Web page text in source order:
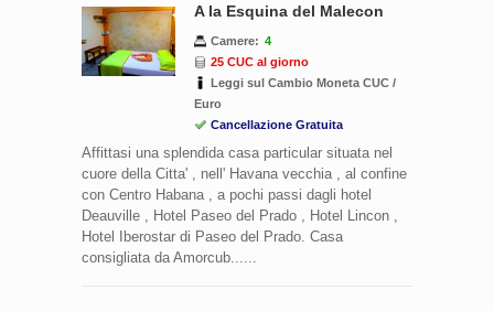
A la Esquina del Malecon
Camere: 4
25 CUC al giorno
Leggi sul Cambio Moneta CUC /
Euro
Cancellazione Gratuita
Affittasi una splendida casa particular situata nel
cuore della Citta' , nell' Havana vecchia , al confine
con Centro Habana , a pochi passi dagli hotel
Deauville , Hotel Paseo del Prado , Hotel Lincon ,
Hotel Iberostar di Paseo del Prado. Casa
consigliata da Amorcub......